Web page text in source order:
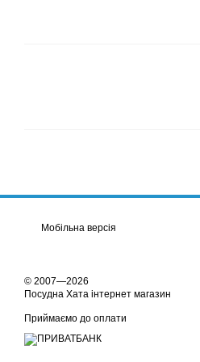
Мобільна версія
© 2007—2026
Посудна Хата інтернет магазин
Приймаємо до оплати